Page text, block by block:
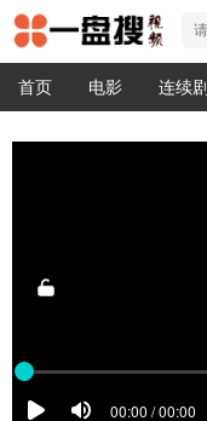
首页 电影 连续剧